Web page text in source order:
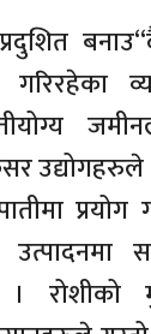
गरिरहेका
उद्योगहरुले
प्रयोग
उत्पादनमा
रोशीको